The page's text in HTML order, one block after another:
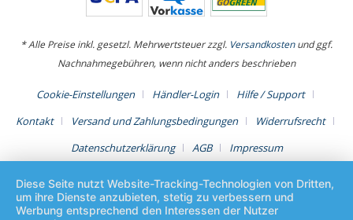
* Alle Preise inkl. gesetzl. Mehrwertsteuer zzgl. Versandkostenund ggf.
Nachnahmegebühren, wenn nicht anders beschrieben
Cookie-Einstellungen Händler-Login
Hilfe / Support
Kontakt
Versand und Zahlungsbedingungen
Widerrufsrecht
Datenschutzerklärung
AGB Impressum
Diese Seite nutzt Website-Tracking-Technologien von Dritten,
um ihre Dienste anzubieten, stetig zu verbessern und
Werbung entsprechend den Interessen der Nutzer